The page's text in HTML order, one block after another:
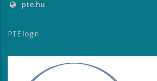
pte.hu
PTE login